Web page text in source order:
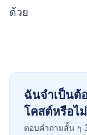
ด้วย
ฉันจำเป็นต้
โคสต์หรือไ
ตอบคำถามสั้น ๆ